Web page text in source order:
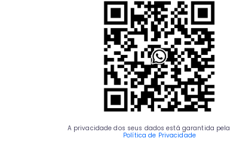
A privacidade dos seus dados está garantida
Política de Privacidade